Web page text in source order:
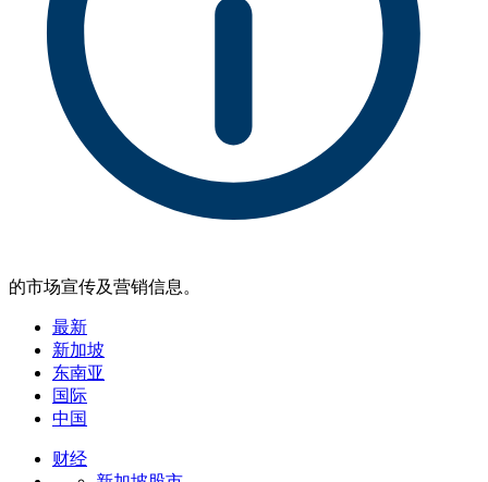
的市场宣传及营销信息。
最新
新加坡
东南亚
国际
中国
财经